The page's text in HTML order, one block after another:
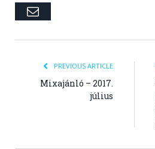
Email
PREVIOUS ARTICLE
Mixajánló – 2017.
július